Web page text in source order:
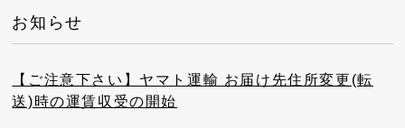
お知らせ
【ご注意下さい】ヤマト運輸 お届け先住所変更(転
送)時の運賃収受の開始